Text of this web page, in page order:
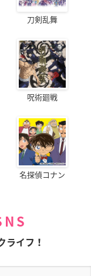
刀剣乱舞
呪術廻戦
名探偵コナン
ライフ！